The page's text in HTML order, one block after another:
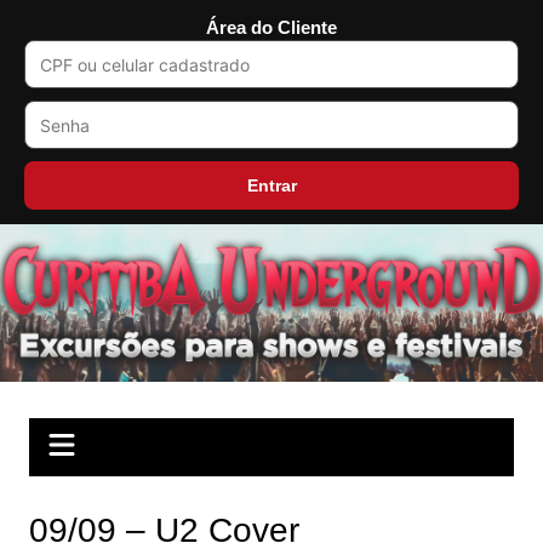
Área do Cliente
Entrar
para
o
conteúdo
09/09 – U2 Cover